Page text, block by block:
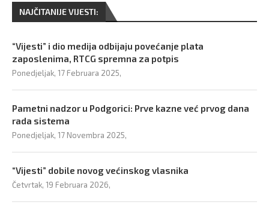
NAJČITANIJE VIJESTI:
“Vijesti” i dio medija odbijaju povećanje plata
zaposlenima, RTCG spremna za potpis
Ponedjeljak, 17 Februara 2025,
Pametni nadzor u Podgorici: Prve kazne već prvog dana
rada sistema
Ponedjeljak, 17 Novembra 2025,
“Vijesti” dobile novog većinskog vlasnika
Četvrtak, 19 Februara 2026,